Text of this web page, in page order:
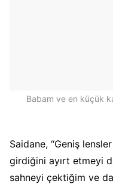
Babam ve en küçük
Saidane, “Geniş
girdiğini ayırt etmeyi
sahneyi çektiğim ve